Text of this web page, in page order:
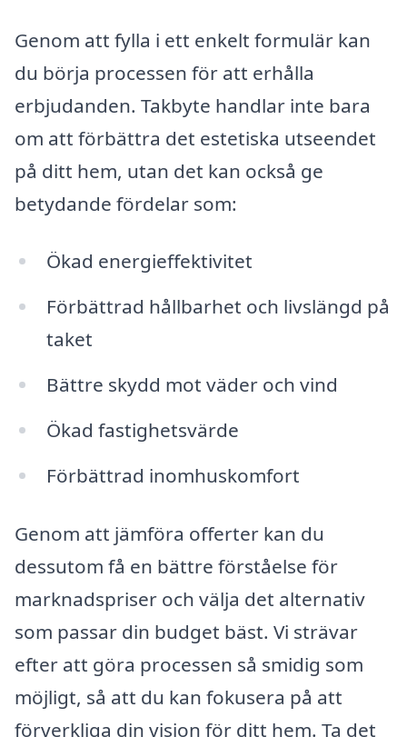
Genom att fylla i ett enkelt formulär kan
du börja processen för att erhålla
erbjudanden. Takbyte handlar inte bara
om att förbättra det estetiska utseendet
på ditt hem, utan det kan också ge
betydande fördelar som:
Ökad energi­effektivitet
Förbättrad hållbarhet och livslängd på
taket
Bättre skydd mot väder och vind
Ökad fastighetsvärde
Förbättrad inomhuskomfort
Genom att jämföra offerter kan du
dessutom få en bättre förståelse för
marknadspriser och välja det alternativ
som passar din budget bäst. Vi strävar
efter att göra processen så smidig som
möjligt, så att du kan fokusera på att
förverkliga din vision för ditt hem. Ta det